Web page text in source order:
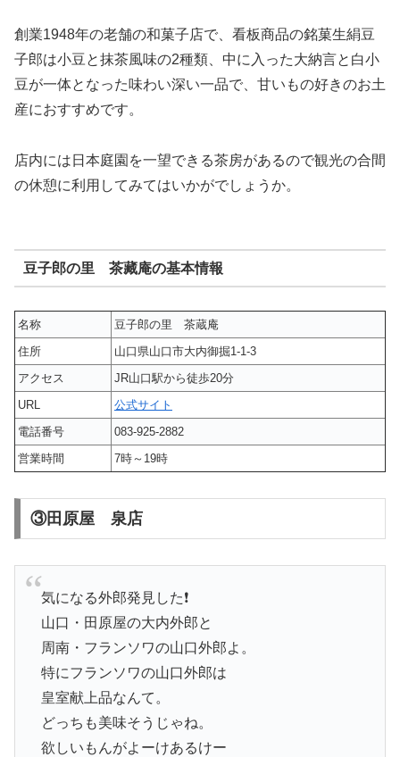
創業1948年の老舗の和菓子店で、看板商品の銘菓生絹豆
子郎は小豆と抹茶風味の2種類、中に入った大納言と白小
豆が一体となった味わい深い一品で、甘いもの好きのお土
産におすすめです。
店内には日本庭園を一望できる茶房があるので観光の合間
の休憩に利用してみてはいかがでしょうか。
豆子郎の里 茶藏庵の基本情報
名称
豆子郎の里 茶蔵庵
住所
山口県山口市大内御掘1-1-3
アクセス
JR山口駅から徒歩20分
URL
公式サイト
電話番号
083-925-2882
営業時間
7時～19時
③田原屋 泉店
気になる外郎発見した❗
山口・田原屋の大内外郎と
周南・フランソワの山口外郎よ。
特にフランソワの山口外郎は
皇室献上品なんて。
どっちも美味そうじゃね。
欲しいもんがよーけあるけー